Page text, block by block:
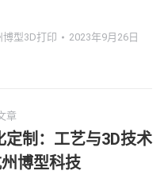
博型3D打印 2023年9月26日
章
制：工艺与3D技术
博型科技